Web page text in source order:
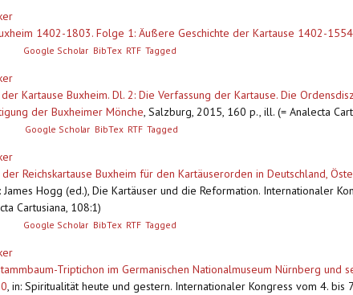
1402-1803. Folge 1: Äußere Geschichte der Kartause 1402-1554
Google Scholar BibTex RTF Tagged
Kartause Buxheim. Dl. 2: Die Verfassung der Kartause. Die
der Buxheimer Mönche, Salzburg, 2015, 160 p., ill. (= Analecta
Google Scholar BibTex RTF Tagged
Reichskartause Buxheim für den Kartäuserorden in Deutschland,
James Hogg (ed.), Die Kartäuser und die Reformation. Internationaler
Cartusiana, 108:1)
Google Scholar BibTex RTF Tagged
Triptichon im Germanischen Nationalmuseum Nürnberg
, in: Spiritualität heute und gestern. Internationaler Kongress vom 4.